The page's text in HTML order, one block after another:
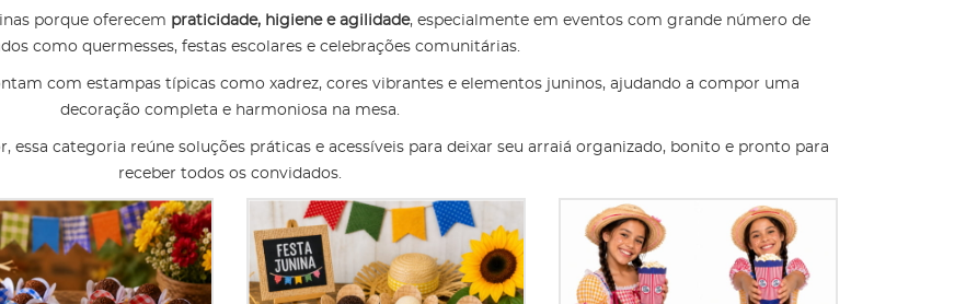
porque oferecem praticidade, higiene e agilidade, especialmente em eventos com grande número de
como quermesses, festas escolares e celebrações comunitárias.
com estampas típicas como xadrez, cores vibrantes e elementos juninos, ajudando a compor uma
decoração completa e harmoniosa na mesa.
essa categoria reúne soluções práticas e acessíveis para deixar seu arraiá organizado, bonito e pronto para
receber todos os convidados.